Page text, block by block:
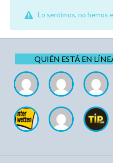
Lo sentimos, no hemos
QUIÉN ESTÁ EN